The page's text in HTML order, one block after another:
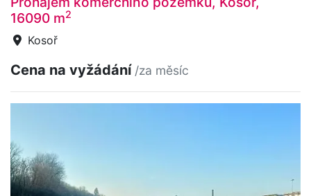
16090 m2
Kosoř
Cena na vyžádání /za měsíc